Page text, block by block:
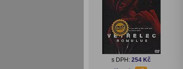
s DPH: 254 Kč